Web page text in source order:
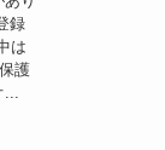
録
は
護